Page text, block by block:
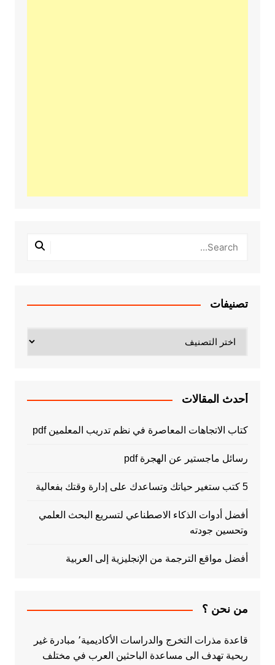
تصنيفات
أحدث المقالات
كتاب الاتجاهات المعاصرة في نظم تدريب المعلمين pdf
رسائل ماجستير عن الهجرة pdf
5 كتب ستغير حياتك وتساعدك على إدارة وقتك بفعالية
أفضل أدوات الذكاء الاصطناعي لتسريع البحث العلمي
وتحسين جودته
أفضل مواقع الترجمة من الإنجليزية إلى العربية
من نحن ؟
قاعدة مذرات التخرج والدراسات الأكاديمية٬ مبادرة غير
ربحية تهدف الى مساعدة الباحثين العرب في مختلف